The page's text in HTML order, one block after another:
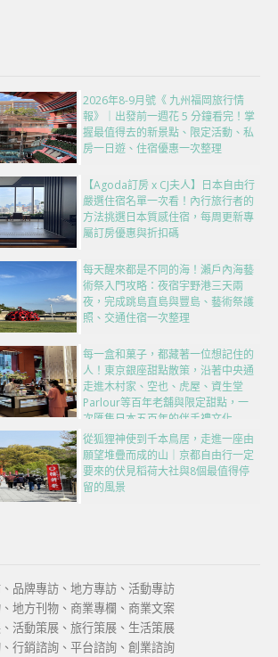
2026年8-9月號《 九州福岡旅行情
報》｜出發前一週花 5 分鐘看完！掌
握最值得去的新景點、限定活動、私
房一日遊、住宿優惠一次整理
【Agoda訂房 x CJ夫人】日本自由行
嚴選住宿名單一次看！內行旅行者的
方法挑選日本質感住宿，每周更新專
屬訂房優惠與折扣碼
每天醒來都是不同的海！瀨戶內海藝
術祭入門攻略：夜宿宇野港三天兩
夜，完成跳島直島與豐島、藝術祭護
照、交通住宿一次整理
每一盒和菓子，都藏著一位想記住的
人！東京銀座甜點散策，沿著中央通
走進木村家、空也、虎屋、資生堂
Parlour等百年老舖與限定甜點，一
次匯集日本五百年的伴手禮文化
從狐狸神使到千本鳥居，走進一座由
願望堆疊而成的山｜京都自由行一定
要來的伏見稻荷大社與8個最值得停
留的風景
品牌專訪、地方專訪、活動專訪
地方刊物、商業專欄、商業文案
活動策展、旅行策展、生活策展
行銷諮詢、平台諮詢、創業諮詢